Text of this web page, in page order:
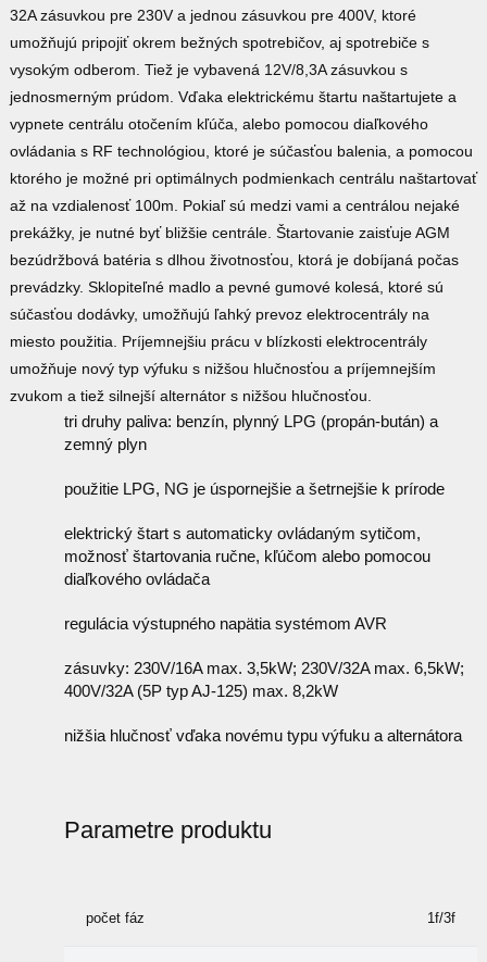
32A zásuvkou pre 230V a jednou zásuvkou pre 400V, ktoré
umožňujú pripojiť okrem bežných spotrebičov, aj spotrebiče s
vysokým odberom. Tiež je vybavená 12V/8,3A zásuvkou s
jednosmerným prúdom. Vďaka elektrickému štartu naštartujete a
vypnete centrálu otočením kľúča, alebo pomocou diaľkového
ovládania s RF technológiou, ktoré je súčasťou balenia, a pomocou
ktorého je možné pri optimálnych podmienkach centrálu naštartovať
až na vzdialenosť 100m. Pokiaľ sú medzi vami a centrálou nejaké
prekážky, je nutné byť bližšie centrále. Štartovanie zaisťuje AGM
bezúdržbová batéria s dlhou životnosťou, ktorá je dobíjaná počas
prevádzky. Sklopiteľné madlo a pevné gumové kolesá, ktoré sú
súčasťou dodávky, umožňujú ľahký prevoz elektrocentrály na
miesto použitia. Príjemnejšiu prácu v blízkosti elektrocentrály
umožňuje nový typ výfuku s nižšou hlučnosťou a príjemnejším
zvukom a tiež silnejší alternátor s nižšou hlučnosťou.
tri druhy paliva: benzín, plynný LPG (propán-bután) a
zemný plyn
použitie LPG, NG je úspornejšie a šetrnejšie k prírode
elektrický štart s automaticky ovládaným sytičom,
možnosť štartovania ručne, kľúčom alebo pomocou
diaľkového ovládača
regulácia výstupného napätia systémom AVR
zásuvky: 230V/16A max. 3,5kW; 230V/32A max. 6,5kW;
400V/32A (5P typ AJ-125) max. 8,2kW
nižšia hlučnosť vďaka novému typu výfuku a alternátora
Parametre produktu
počet fáz 1f/3f